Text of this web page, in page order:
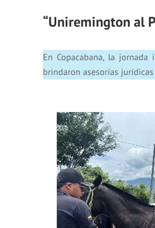
“Uniremington al
En Copacabana, la
brindaron asesorías